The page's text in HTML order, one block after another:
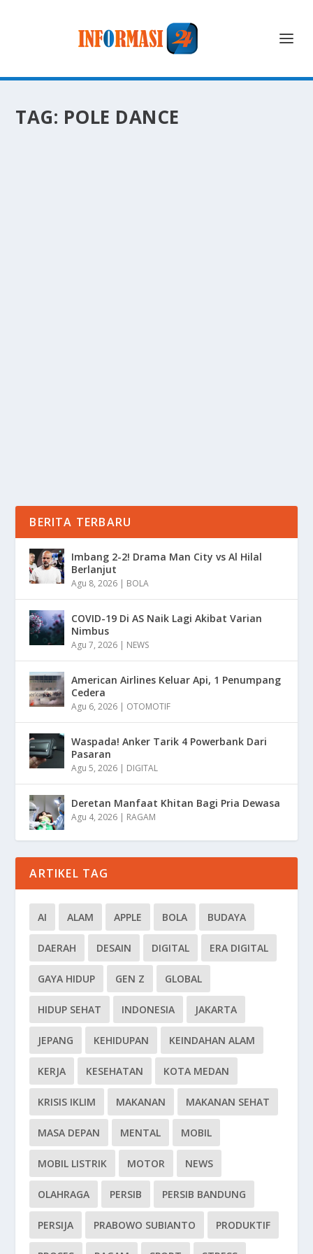
TAG: POLE DANCE
BERITA TERBARU
Imbang 2-2! Drama Man City vs Al Hilal
Berlanjut
Agu 8, 2026 | BOLA
COVID-19 Di AS Naik Lagi Akibat Varian
Nimbus
Agu 7, 2026 | NEWS
American Airlines Keluar Api, 1 Penumpang
Cedera
Agu 6, 2026 | OTOMOTIF
Waspada! Anker Tarik 4 Powerbank Dari
Pasaran
Agu 5, 2026 | DIGITAL
Deretan Manfaat Khitan Bagi Pria Dewasa
Agu 4, 2026 | RAGAM
ARTIKEL TAG
AI ALAM APPLE BOLA BUDAYA
DAERAH DESAIN DIGITAL ERA DIGITAL
GAYA HIDUP GEN Z GLOBAL
HIDUP SEHAT INDONESIA JAKARTA
JEPANG KEHIDUPAN KEINDAHAN ALAM
KERJA KESEHATAN KOTA MEDAN
KRISIS IKLIM MAKANAN MAKANAN SEHAT
MASA DEPAN MENTAL MOBIL
MOBIL LISTRIK MOTOR NEWS
OLAHRAGA PERSIB PERSIB BANDUNG
PERSIJA PRABOWO SUBIANTO PRODUKTIF